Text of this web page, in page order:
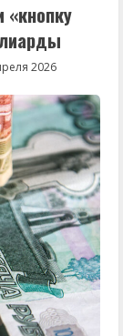
«кнопку
2026